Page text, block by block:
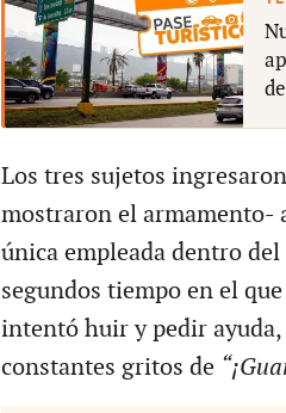
Los tres sujetos
mostraron el armamento-
única empleada dentro
segundos tiempo en el
intentó huir y pedir ayuda,
constantes gritos de